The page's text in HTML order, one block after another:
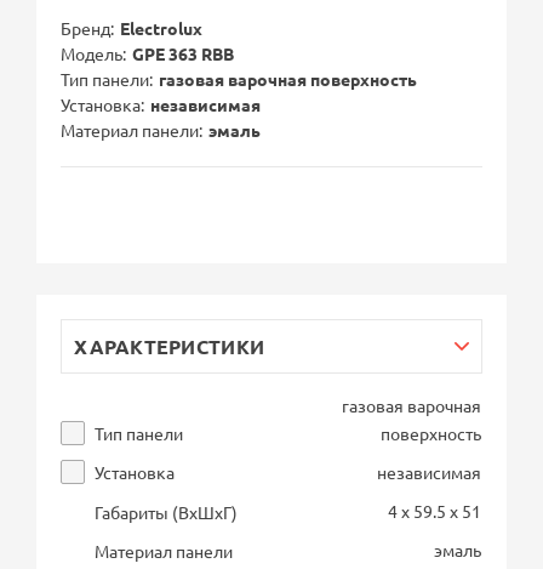
Бренд Electrolux
Модель GPE 363 RBB
Тип панели газовая варочная поверхность
Установка независимая
Материал панели эмаль
ХАРАКТЕРИСТИКИ
Тип панели
газовая варочная
поверхность
Установка
независимая
Габариты (ВхШхГ)
4 x 59.5 x 51
Материал панели
эмаль